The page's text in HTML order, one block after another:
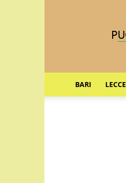
BARI LECCE